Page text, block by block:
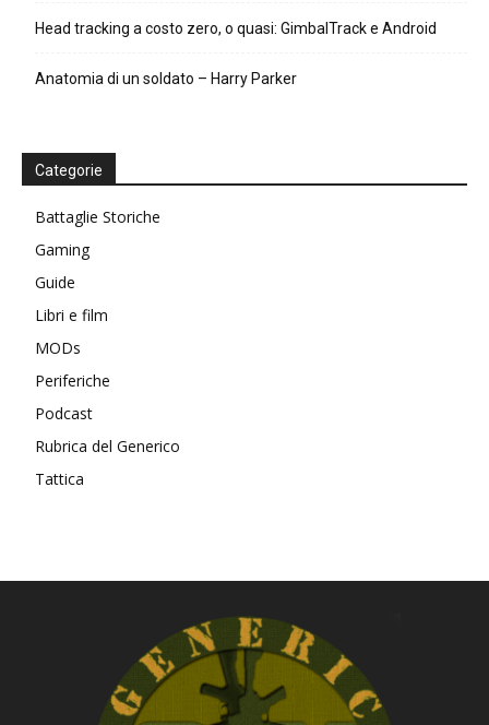
Head tracking a costo zero, o quasi: GimbalTrack e Android
Anatomia di un soldato – Harry Parker
Categorie
Battaglie Storiche
Gaming
Guide
Libri e film
MODs
Periferiche
Podcast
Rubrica del Generico
Tattica